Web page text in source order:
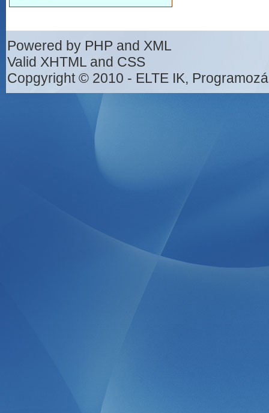
Powered by PHP and XML
Valid XHTML and CSS
Copgyright © 2010 - ELTE IK,